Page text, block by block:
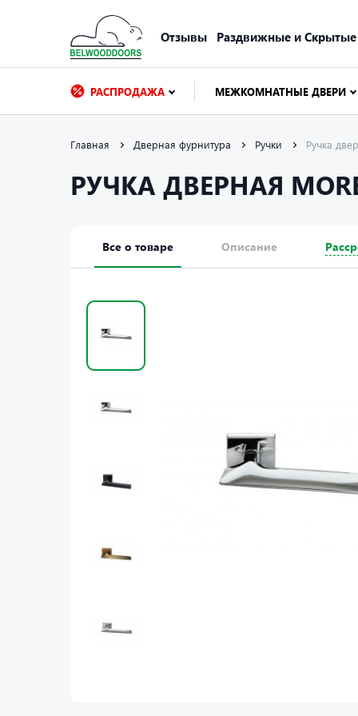
Отзывы Раздвижные и Скрытые
РАСПРОДАЖА МЕЖКОМНАТНЫЕ ДВЕРИ
Главная Дверная фурнитура Ручки Ручка
РУЧКА ДВЕРНАЯ
Все о товаре Описание